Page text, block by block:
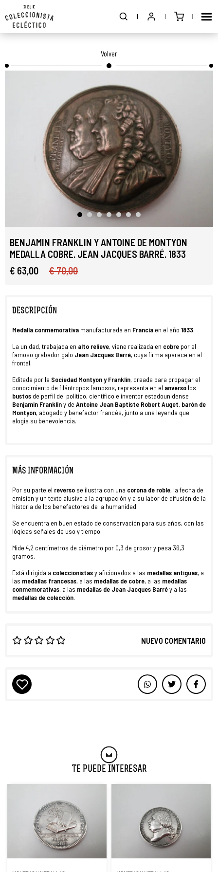
Volver
BENJAMIN FRANKLIN Y ANTOINE DE MONTYON
MEDALLA COBRE. JEAN JACQUES BARRÉ. 1833
€ 63,00
€ 70,00
DESCRIPCIÓN
Medalla conmemorativa manufacturada en Francia en el año 1833.
La unidad, trabajada en alto relieve, viene realizada en cobre por el
famoso grabador galo Jean Jacques Barré, cuya firma aparece en el
frontal.
Editada por la Sociedad Montyon y Franklin, creada para propagar el
conocimiento de filántropos famosos, representa en el anverso los
bustos de perfil del político, científico e inventor estadounidense
Benjamin Frankliny de Antoine Jean Baptiste Robert Auget, barón de
Montyon, abogado y benefactor francés, junto a una leyenda que
elogia su benevolencia.
MÁS INFORMACIÓN
Por su parte el reverso se ilustra con una corona de roble, la fecha de
emisión y un texto alusivo a la agrupación y a su labor de difusión de la
historia de los benefactores de la humanidad.
Se encuentra en buen estado de conservación para sus años, con las
lógicas señales de uso y tiempo.
Mide 4,2 centímetros de diámetro por 0,3 de grosor y pesa 36,3
gramos.
Está dirigida a coleccionistasy aficionados a las medallas antiguas, a
las medallas francesas, a las medallas de cobre, a las medallas
conmemorativas, a las medallas de Jean Jacques Barréy a las
medallas de colección.
NUEVO COMENTARIO
Te Puede Interesar